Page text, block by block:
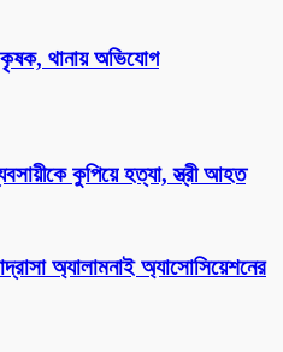
থানায় অভিযোগ
কুপিয়ে হত্যা, স্ত্রী আহত
অ্যালামনাই অ্যাসোসিয়েশনের